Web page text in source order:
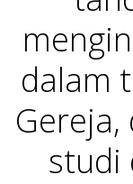
dalam
studi